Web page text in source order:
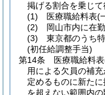
掲げる割合を乗じて
(1)
医療職給料表(
(2)
岡山市内に在
(3)
東京都のうち
(初任給調整手当)
第14条
医療職給料表
用による欠員の補
定めるものに新た
を超えない範囲内